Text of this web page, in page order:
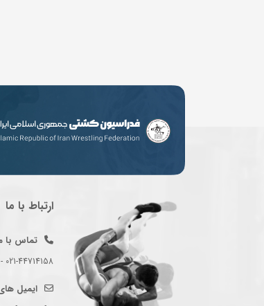
ارتباط با ما
تماس با
021-44714158 - 021-44716574 - 021-44714489
ایمیل